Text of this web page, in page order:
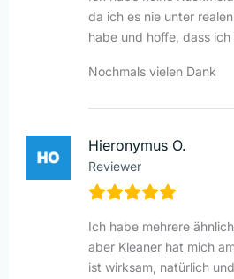
da ich es nie unter
habe und hoffe, dass
Nochmals vielen Dank
Hieronymus O.
Reviewer
Ich habe mehrere
aber Kleaner hat mich
ist wirksam, natürlich